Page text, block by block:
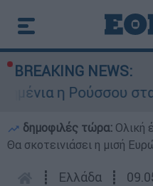
BREAKING NEWS:
η Ρούσσου στα
δημοφιλές τώρα: Ολική
Θα σκοτεινιάσει η μισή
┋ Ελλάδα ┋